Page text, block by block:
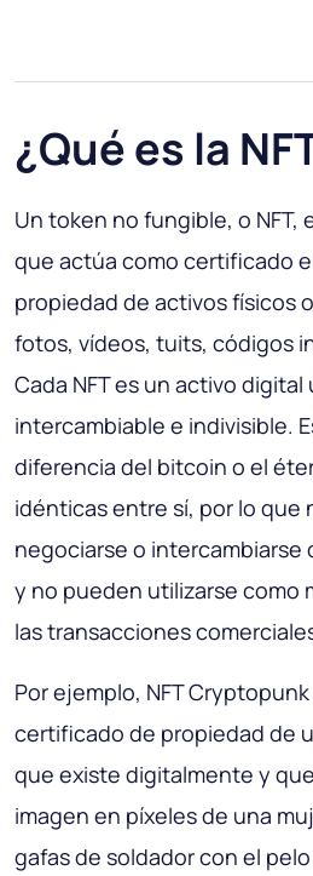
¿Qué es la
Un token no fungible, o NFT,
que actúa como certificado
propiedad de activos físicos
fotos, vídeos, tuits, códigos
Cada NFT es un activo digital
intercambiable e indivisible.
diferencia del bitcoin o el
idénticas entre sí, por lo que
negociarse o intercambiarse
y no pueden utilizarse como
las transacciones
Por ejemplo, NFT
certificado de propiedad de
que existe digitalmente y
imagen en píxeles de una
gafas de soldador con el